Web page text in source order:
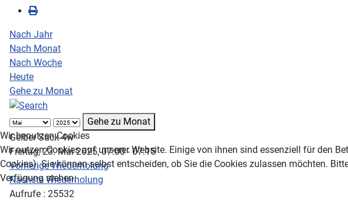
Nach Jahr
Nach Monat
Nach Woche
Heute
Gehe zu Monat
Gehe zu Monat
Gelber Sack 4w
Freitag, 23. Mai 2025, 07:00 - 07:15
Vorherige Wiederholung
Nächste Wiederholung
Aufrufe : 25532
Wir benutzen Cookies
Wir nutzen Cookies auf unserer Website. Einige von ihnen sind essenziell für den
Cookies). Sie können selbst entscheiden, ob Sie die Cookies zulassen möchten.
Verfügung stehen.